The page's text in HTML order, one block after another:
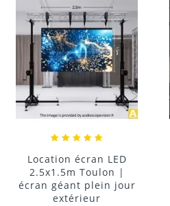
Location écran LED
2.5x1.5m Toulon |
écran géant plein jour
extérieur